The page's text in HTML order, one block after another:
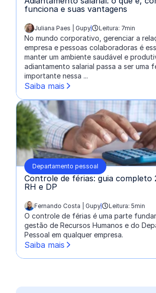
funciona e suas vantagens
escrito por:
Juliana Paes | Gupy Leitura: 7min
No mundo corporativo, gerenciar a
empresa e pessoas colaboradoras é
manter um ambiente saudável e
adiantamento salarial passa a ser uma
importante nessa ...
Saiba mais
Departamento pessoal
Controle de férias: guia completo
RH e DP
escrito por:
Fernando Costa | Gupy Leitura: 5min
O controle de férias é uma parte
gestão de Recursos Humanos e do
Pessoal em qualquer empresa.
Saiba mais